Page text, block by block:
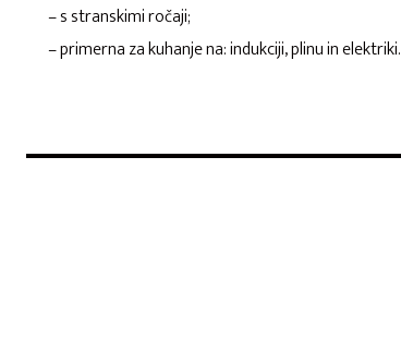
– s stranskimi ročaji;
– primerna za kuhanje na: indukciji, plinu in elektriki.